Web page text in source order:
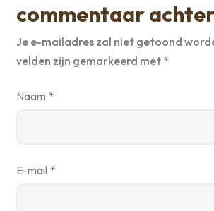
commentaar
Je e-mailadres zal niet getoond
velden zijn gemarkeerd met *
Naam *
E-mail *